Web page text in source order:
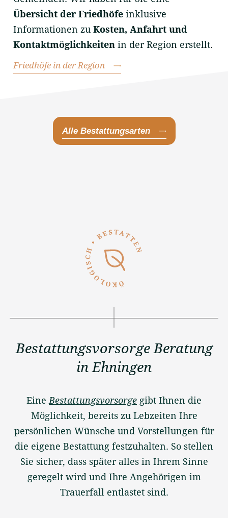
Übersicht der Friedhöfe inklusive
Informationen zuKosten, Anfahrt und
Kontaktmöglichkeiten in der Region erstellt.
Friedhöfe in der Region
Alle Bestattungsarten
Bestattungsvorsorge Beratung
in Ehningen
EineBestattungsvorsorge gibt Ihnen die
Möglichkeit, bereits zu Lebzeiten Ihre
persönlichen Wünsche und Vorstellungen für
die eigene Bestattung festzuhalten. So stellen
Sie sicher, dass später alles in Ihrem Sinne
geregelt wird und Ihre Angehörigen im
Trauerfall entlastet sind.